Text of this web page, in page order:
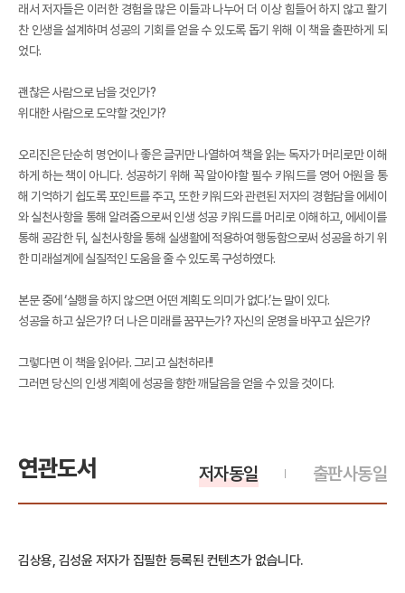
래서 저자들은 이러한 경험을 많은 이들과 나누어 더 이상 힘들어 하지 않고 활기
찬 인생을 설계하며 성공의 기회를 얻을 수 있도록 돕기 위해 이 책을 출판하게 되
었다.
괜찮은 사람으로 남을 것인가?
위대한 사람으로 도약할 것인가?
오리진은 단순히 명언이나 좋은 글귀만 나열하여 책을 읽는 독자가 머리로만 이해
하게 하는 책이 아니다. 성공하기 위해 꼭 알아야할 필수 키워드를 영어 어원을 통
해 기억하기 쉽도록 포인트를 주고, 또한 키워드와 관련된 저자의 경험담을 에세이
와 실천사항을 통해 알려줌으로써 인생 성공 키워드를 머리로 이해하고, 에세이를
통해 공감한 뒤, 실천사항을 통해 실생활에 적용하여 행동함으로써 성공을 하기 위
한 미래설계에 실질적인 도움을 줄 수 있도록 구성하였다.
본문 중에 ‘실행을 하지 않으면 어떤 계획도 의미가 없다.’는 말이 있다.
성공을 하고 싶은가? 더 나은 미래를 꿈꾸는가? 자신의 운명을 바꾸고 싶은가?
그렇다면 이 책을 읽어라. 그리고 실천하라!!
그러면 당신의 인생 계획에 성공을 향한 깨달음을 얻을 수 있을 것이다.
연관도서 출판사동일
저자동일
김상용, 김성윤 저자가 집필한 등록된 컨텐츠가 없습니다.